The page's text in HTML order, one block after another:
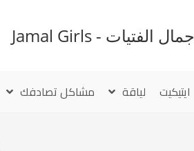
جمال الفتيات - Jamal Girls
ايتيكيت لياقة مشاكل تصادفك